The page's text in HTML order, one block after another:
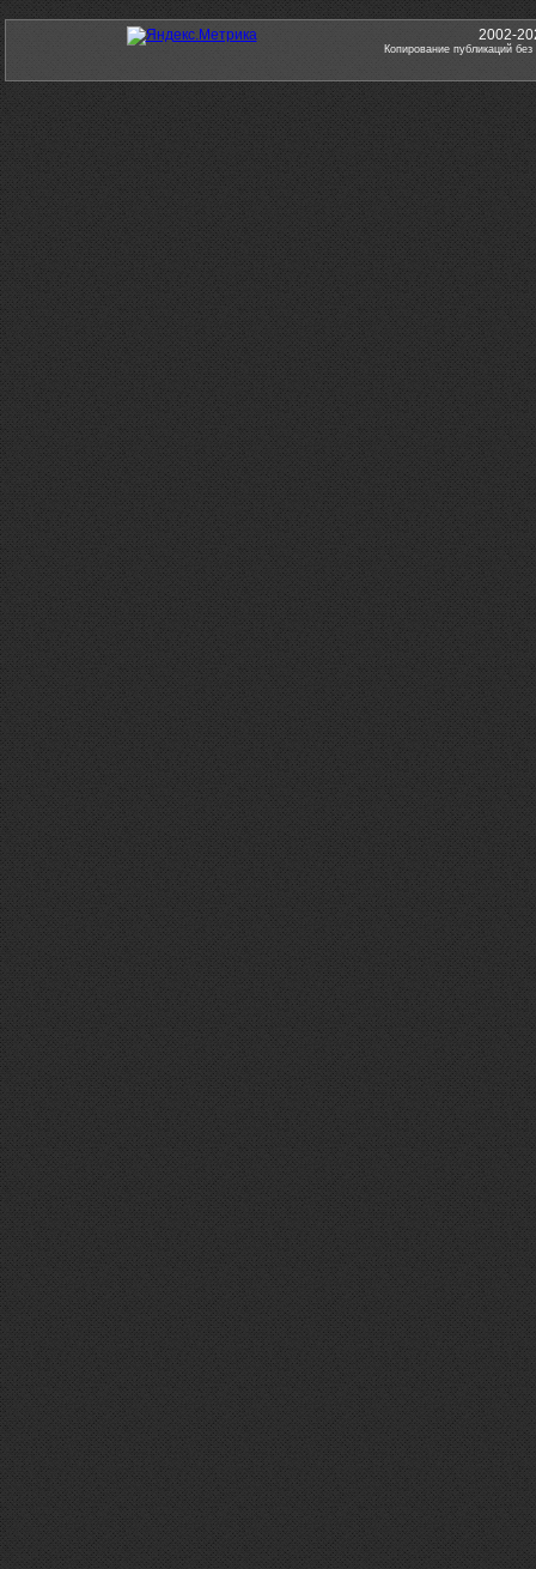
2002-
Копирование публикаций